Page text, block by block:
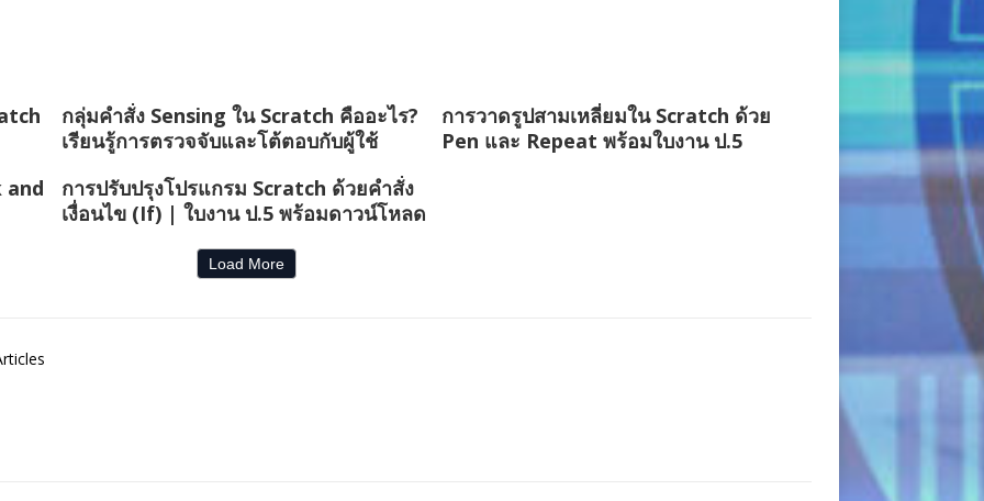
กลุ่มคำสั่ง Sensing ใน Scratch คืออะไร?
เรียนรู้การตรวจจับและโต้ตอบกับผู้ใช้
การวาดรูปสามเหลี่ยมใน Scratch ด้วย
Pen และ Repeat พร้อมใบงาน ป.5
and
การปรับปรุงโปรแกรม Scratch ด้วยคำสั่ง
เงื่อนไข (If) | ใบงาน ป.5 พร้อมดาวน์โหลด
Load More